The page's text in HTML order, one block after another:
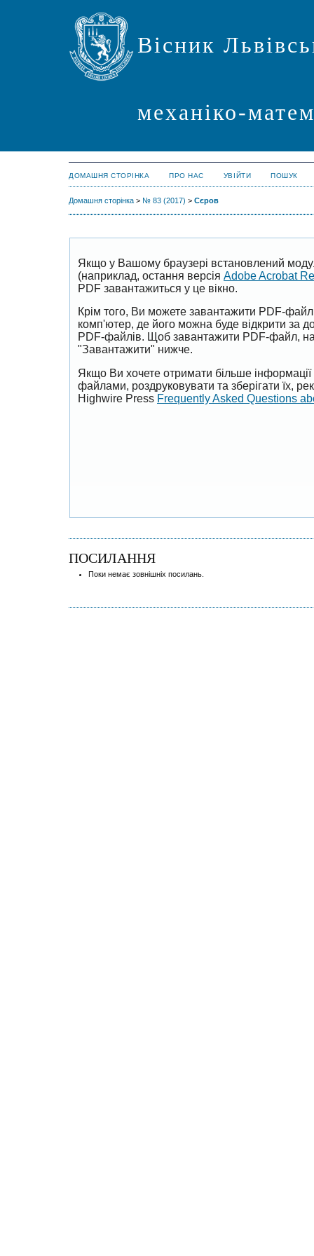
Вісник
механіко-
ДОМАШНЯ СТОРІНКА ПРО НАС УВІЙТИ ПОШУК
Домашня сторінка > № 83 (2017) > Сєров
Якщо у Вашому браузері встановлений
(наприклад, остання версія Adobe Acrobat
PDF завантажиться у це вікно.
Крім того, Ви можете завантажити PDF-
комп'ютер, де його можна буде відкрити за
PDF-файлів. Щоб завантажити PDF-файл,
"Завантажити" нижче.
Якщо Ви хочете отримати більше
файлами, роздруковувати та зберігати їх,
Highwire Press Frequently Asked Questions
ПОСИЛАННЯ
Поки немає зовнішніх посилань.